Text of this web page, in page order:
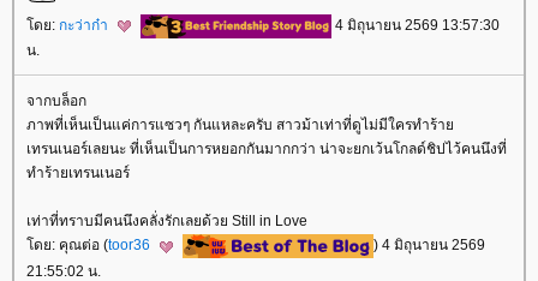
ดย: กะว่าก๋า
4 มิถุนายน 2569 13:57:30
น.
จากบล็อก
ภาพที่เห็นเป็นแค่การแซวๆ กันแหละครับ สาวม้าเท่าที่ดูไม่มีใครทำร้า
เทรนเนอร์เลยนะ ที่เห็นเป็นการหยอกกันมากกว่า น่าจะยกเว้นโกลด์ชิปไว้คนนึงที่
ทำร้ายเทรนเนอร์
เท่าที่ทราบมีคนนึงคลั่งรักเลยด้วย Still in Love
ดย: คุณต่อ (toor36
) 4 มิถุนายน 2569
21:55:02 น.